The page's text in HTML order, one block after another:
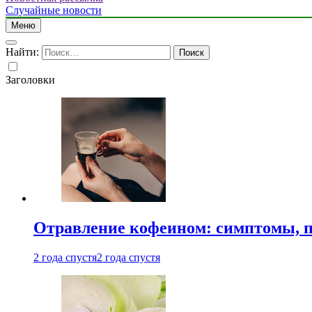
Случайные новости
Меню
Найти:
Заголовки
Отравление кофеином: симптомы,
2 года спустя2 года спустя